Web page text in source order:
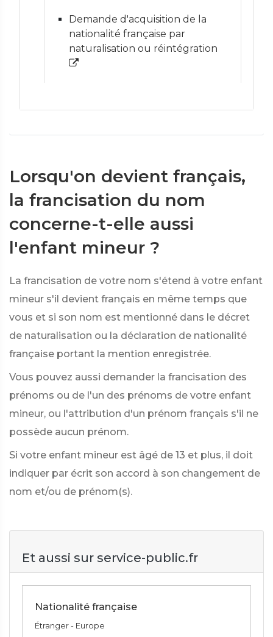
Demande d'acquisition de la
nationalité française par
naturalisation ou réintégration
Lorsqu'on devient français,
la francisation du nom
concerne-t-elle aussi
l'enfant mineur ?
La francisation de votre nom s'étend à votre enfant
mineur s'il devient français en même temps que
vous et si son nom est mentionné dans le décret
de naturalisation ou la déclaration de nationalité
française portant la mention enregistrée.
Vous pouvez aussi demander la francisation des
prénoms ou de l'un des prénoms de votre enfant
mineur, ou l'attribution d'un prénom français s'il ne
possède aucun prénom.
Si votre enfant mineur est âgé de 13 et plus, il doit
indiquer par écrit son accord à son changement de
nom et/ou de prénom(s).
Et aussi sur service-public.fr
Nationalité française
Étranger - Europe